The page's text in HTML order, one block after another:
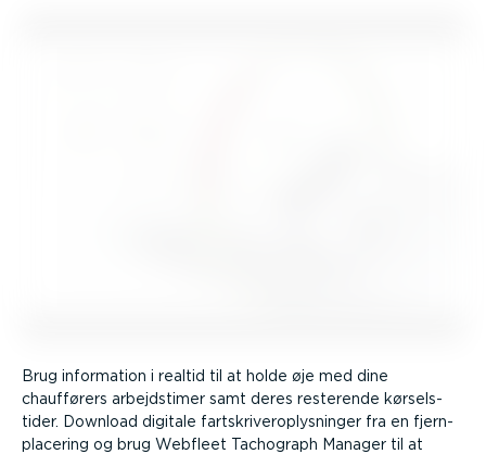
Brug information i realtid til at holde øje med dine
chaufførers arbejds­timer samt deres resterende kørsels­
tider. Download digitale fartskri­vero­p­lys­ninger fra en fjern­
pla­cering og brug Webfleet Tachograph Manager til at